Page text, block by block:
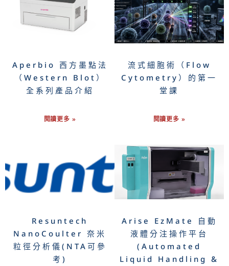
Aperbio 西方墨點法
（Western Blot）
全系列產品介紹
閱讀更多 »
流式細胞術（Flow
Cytometry）的第一
堂課
閱讀更多 »
Resuntech
NanoCoulter 奈米
粒徑分析儀(NTA可參
考)
Arise EzMate 自動
液體分注操作平台
(Automated
Liquid Handling &